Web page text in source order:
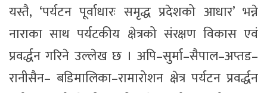
यस्तै, ‘पर्यटन पूर्वाधारः समृद्ध प्रदेशको आधार’ भन्ने
नाराका साथ पर्यटकीय क्षेत्रको संरक्षण विकास एवं
प्रवर्द्धन गरिने उल्लेख छ । अपि–सुर्मा–सैपाल–अप्तड–
रानीसैन– बडिमालिका–रामारोशन क्षेत्र पर्यटन प्रवर्द्धन